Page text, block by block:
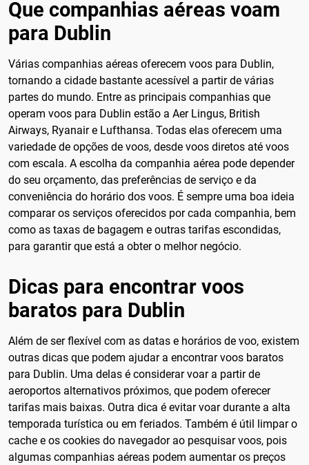
Que companhias aéreas voam
para Dublin
Várias companhias aéreas oferecem voos para Dublin,
tornando a cidade bastante acessível a partir de várias
partes do mundo. Entre as principais companhias que
operam voos para Dublin estão a Aer Lingus, British
Airways, Ryanair e Lufthansa. Todas elas oferecem uma
variedade de opções de voos, desde voos diretos até voos
com escala. A escolha da companhia aérea pode depender
do seu orçamento, das preferências de serviço e da
conveniência do horário dos voos. É sempre uma boa ideia
comparar os serviços oferecidos por cada companhia, bem
como as taxas de bagagem e outras tarifas escondidas,
para garantir que está a obter o melhor negócio.
Dicas para encontrar voos
baratos para Dublin
Além de ser flexível com as datas e horários de voo, existem
outras dicas que podem ajudar a encontrar voos baratos
para Dublin. Uma delas é considerar voar a partir de
aeroportos alternativos próximos, que podem oferecer
tarifas mais baixas. Outra dica é evitar voar durante a alta
temporada turística ou em feriados. Também é útil limpar o
cache e os cookies do navegador ao pesquisar voos, pois
algumas companhias aéreas podem aumentar os preços